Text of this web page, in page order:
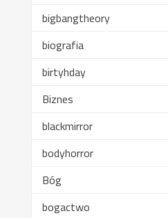
bigbangtheory
biografia
birtyhday
Biznes
blackmirror
bodyhorror
Bóg
bogactwo